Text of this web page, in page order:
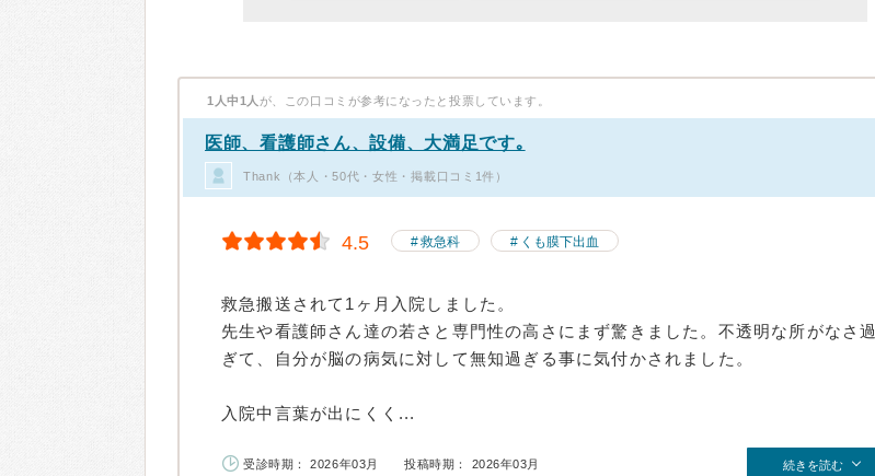
1人中1人 が、この口コミが参考になったと投票しています。
医師、看護師さん、設備、大満足です｡
Thank（本人・50代・女性・掲載口コミ1件）
4.5 救急科 くも膜下出血
救急搬送されて1ヶ月入院しました。
先生や看護師さん達の若さと専門性の高さにまず驚きました。不透明な所がなさ過
ぎて、自分が脳の病気に対して無知過ぎる事に気付かされました。
入院中言葉が出にくく...
受診時期： 2026年03月 投稿時期： 2026年03月 続きを読む